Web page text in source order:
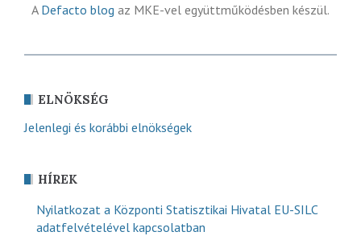
A Defacto blog az MKE-vel együttműködésben készül.
ELNÖKSÉG
Jelenlegi és korábbi elnökségek
HÍREK
Nyilatkozat a Központi Statisztikai Hivatal EU-SILC
adatfelvételével kapcsolatban